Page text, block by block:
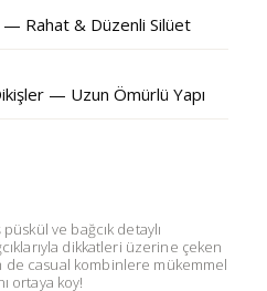
— Rahat & Düzenli Silüet
— Uzun Ömürlü Yapı
ve bağcık detaylı
dikkatleri üzerine çeken
de casual kombinlere mükemmel
ortaya koy!